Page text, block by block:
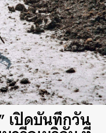
เปิดบันทึกวัน